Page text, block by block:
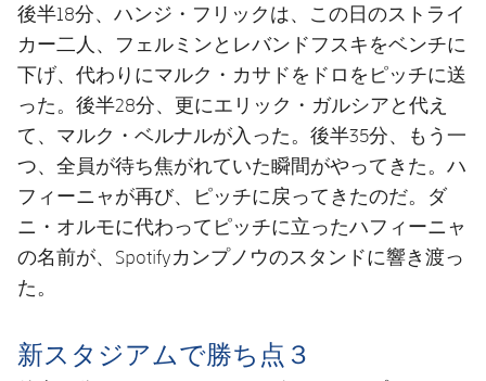
後半18分、ハンジ・フリックは、この日のストライ
カー二人、フェルミンとレバンドフスキをベンチに
下げ、代わりにマルク・カサドをドロをピッチに送
った。後半28分、更にエリック・ガルシアと代え
て、マルク・ベルナルが入った。後半35分、もう一
つ、全員が待ち焦がれていた瞬間がやってきた。ハ
フィーニャが再び、ピッチに戻ってきたのだ。ダ
ニ・オルモに代わってピッチに立ったハフィーニャ
の名前が、Spotifyカンプノウのスタンドに響き渡っ
た。
新スタジアムで勝ち点３